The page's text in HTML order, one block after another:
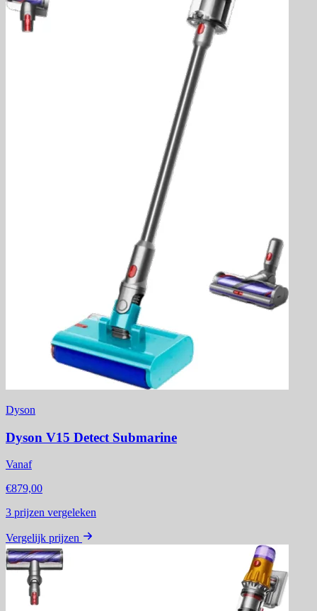
Dyson
Dyson V15 Detect Submarine
Vanaf
€879,00
3 prijzen vergeleken
Vergelijk prijzen